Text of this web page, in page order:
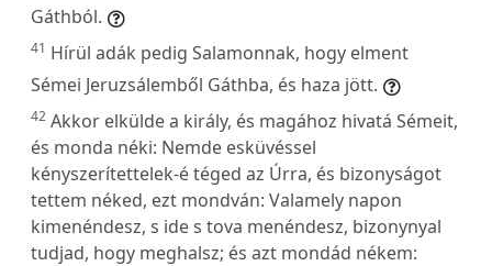
Gáthból.
41 Hírül adák pedig Salamonnak, hogy elment
Sémei Jeruzsálemből Gáthba, és haza jött.
42 Akkor elkülde a király, és magához hivatá Sémeit,
és monda néki: Nemde esküvéssel
kényszerítettelek-é téged az Úrra, és bizonyságot
tettem néked, ezt mondván: Valamely napon
kimenéndesz, s ide s tova menéndesz, bizonynyal
tudjad, hogy meghalsz; és azt mondád nékem: